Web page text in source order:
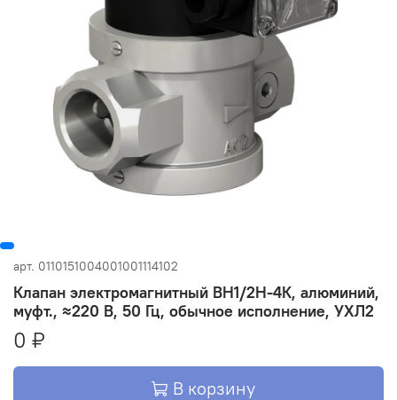
арт. 0110151004001001114102
Клапан электромагнитный ВН1/2Н-4К, алюминий,
муфт., ≈220 В, 50 Гц, обычное исполнение, УХЛ2
0 ₽
В корзину